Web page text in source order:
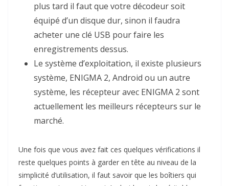
plus tard il faut que votre décodeur soit
équipé d’un disque dur, sinon il faudra
acheter une clé USB pour faire les
enregistrements dessus.
Le système d’exploitation, il existe plusieurs
système, ENIGMA 2, Android ou un autre
système, les récepteur avec ENIGMA 2 sont
actuellement les meilleurs récepteurs sur le
marché.
Une fois que vous avez fait ces quelques vérifications il
reste quelques points à garder en tête au niveau de la
simplicité d’utilisation, il faut savoir que les boîtiers qui